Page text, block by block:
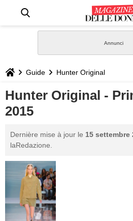
STILE
BIOGRAFIE
DEFINIZIONI
GASTRONOMIA
CAPELLI
Guide Hunter Original
Hunter Original -
2015
Dernière mise à jour le 15 settembre
laRedazione.